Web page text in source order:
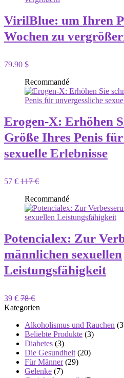
VirilBlue: um Ihren
Wochen zu
79.90 $
Recommandé
Erogen-X: Erhöhen
Größe Ihres Penis
sexuelle Erlebnisse
57 € 117 €
Recommandé
Potencialex: Zur
männlichen sexuellen
Leistungsfähigkeit
39 € 78 €
Kategorien
Alkoholismus und Rauchen
Beliebte Produkte (3)
Diabetes (3)
Die Gesundheit (20)
Für Männer(29)
Gelenke (7)